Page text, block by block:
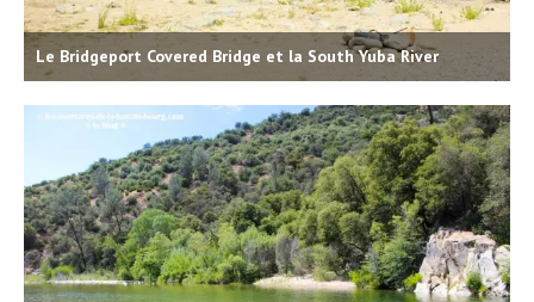
Le Bridgeport Covered Bridge et la South Yuba River